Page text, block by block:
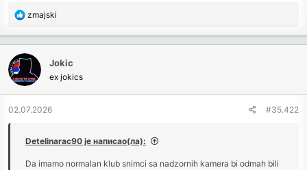
R
c
i
o
n
zmajski
Jokic
ex jokics
02.07.2026 #35.422
Detelinarac90 је написао(ла):
Da imamo normalan klub snimci sa nadzornih kamera bi odmah bili